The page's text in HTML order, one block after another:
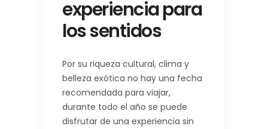
experiencia para
los sentidos
Por su riqueza cultural, clima y
belleza exótica no hay una fecha
recomendada para viajar,
durante todo el año se puede
disfrutar de una experiencia sin